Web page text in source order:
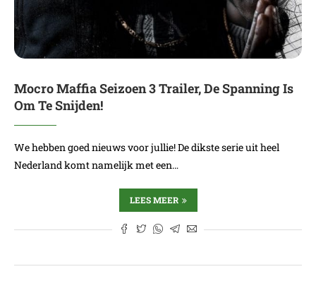
Mocro Maffia Seizoen 3 Trailer, De Spanning Is
Om Te Snijden!
We hebben goed nieuws voor jullie! De dikste serie uit heel
Nederland komt namelijk met een…
LEES MEER